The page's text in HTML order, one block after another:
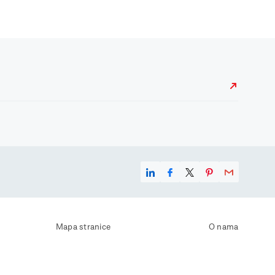
Mapa stranice
O nama